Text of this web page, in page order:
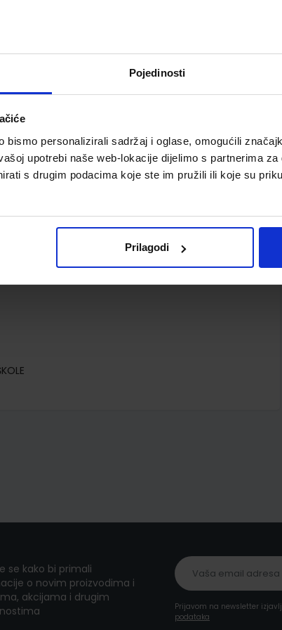
Pojedinosti
bismo personalizirali sadržaj i oglase, omogućili
upotrebi naše web-lokacije dijelimo s partnerima
s drugim podacima koje ste im pružili ili koje su
Prilagodi
škole za zanimanje medicinska sestra opće
se kako bi primali
o novim proizvodima i
akcijama i drugim
Prijavom na newsletter
podataka